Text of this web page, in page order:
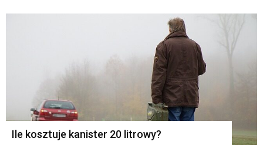
Ile kosztuje kanister 20 litrowy?